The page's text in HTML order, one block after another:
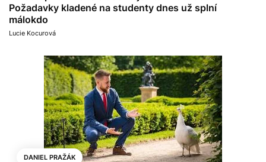
Požadavky kladené na studenty dnes už splní
málokdo
Lucie Kocurová
DANIEL PRAŽÁK